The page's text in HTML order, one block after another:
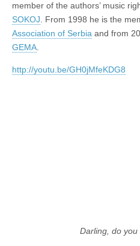
member of the authors’ music
SOKOJ . From 1998 he is the
Association of Serbia and from
GEMA
http://youtu.be/GH0jMfeKDG8
Darling, do you